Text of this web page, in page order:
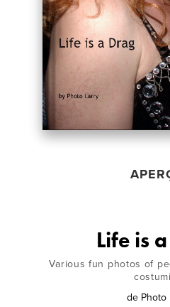
Life is
Various fun photos of
de Photo